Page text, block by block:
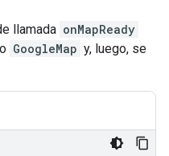
llamada onMapReady
GoogleMap y, luego, se